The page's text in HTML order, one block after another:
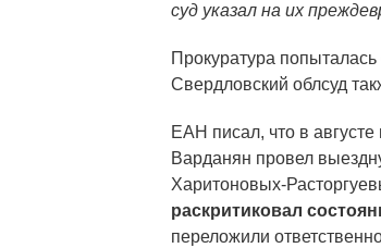
суд указал на их
Прокуратура
Свердловский облсуд
ЕАН писал, что в
Варданян провел
Харитоновых-
раскритиковал
переложили